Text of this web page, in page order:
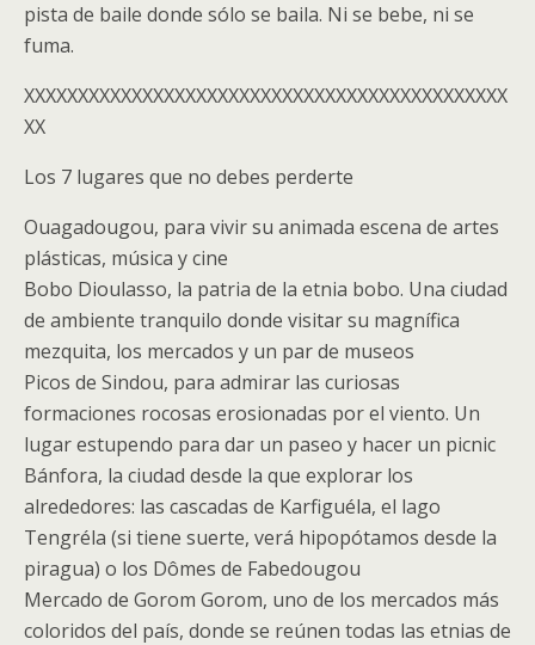
pista de baile donde sólo se baila. Ni se bebe, ni se
fuma.
XXXXXXXXXXXXXXXXXXXXXXXXXXXXXXXXXXXXXXXXXXXXX
XX
Los 7 lugares que no debes perderte
Ouagadougou, para vivir su animada escena de artes
plásticas, música y cine
Bobo Dioulasso, la patria de la etnia bobo. Una ciudad
de ambiente tranquilo donde visitar su magnífica
mezquita, los mercados y un par de museos
Picos de Sindou, para admirar las curiosas
formaciones rocosas erosionadas por el viento. Un
lugar estupendo para dar un paseo y hacer un picnic
Bánfora, la ciudad desde la que explorar los
alrededores: las cascadas de Karfiguéla, el lago
Tengréla (si tiene suerte, verá hipopótamos desde la
piragua) o los Dômes de Fabedougou
Mercado de Gorom Gorom, uno de los mercados más
coloridos del país, donde se reúnen todas las etnias de